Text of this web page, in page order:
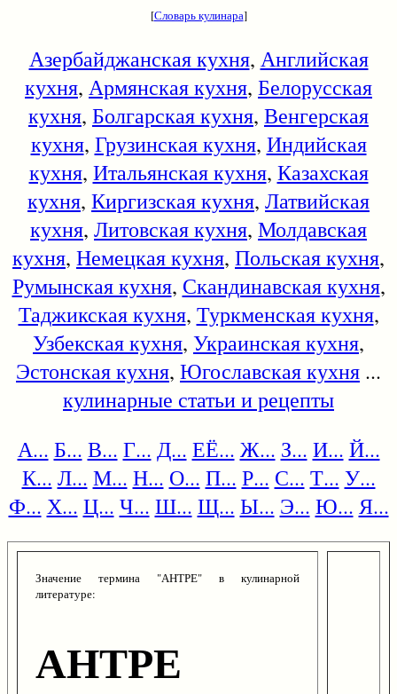
[Словарь кулинара]
Азербайджанская кухня, Английская
кухня, Армянская кухня, Белорусская
кухня, Болгарская кухня, Венгерская
кухня, Грузинская кухня, Индийская
кухня, Итальянская кухня, Казахская
кухня, Киргизская кухня, Латвийская
кухня, Литовская кухня, Молдавская
кухня, Немецкая кухня, Польская кухня,
Румынская кухня, Скандинавская кухня,
Таджикская кухня, Туркменская кухня,
Узбекская кухня, Украинская кухня,
Эстонская кухня, Югославская кухня ...
кулинарные статьи и рецепты
А... Б... В... Г... Д... ЕЁ... Ж... З... И... Й...
К... Л... М... Н... О... П... Р... С... Т... У...
Ф... Х... Ц... Ч... Ш... Щ... Ы... Э... Ю... Я...
Значение термина "АНТРЕ" в кулинарной
литературе:
АНТРЕ